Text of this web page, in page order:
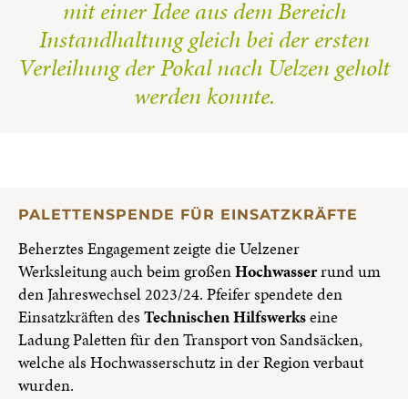
mit einer Idee aus dem Bereich
Instandhaltung gleich bei der ersten
Verleihung der Pokal nach Uelzen geholt
werden konnte.
PALETTENSPENDE FÜR EINSATZKRÄFTE
Beherztes Engagement zeigte die Uelzener
Werksleitung auch beim großenHochwasserrund um
den Jahreswechsel 2023/24. Pfeifer spendete den
Einsatzkräften desTechnischen Hilfswerkseine
Ladung Paletten für den Transport von Sandsäcken,
welche als Hochwasserschutz in der Region verbaut
wurden.